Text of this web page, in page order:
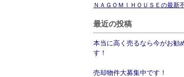
ＮＡＧＯＭＩＨＯＵＳＥの最新
最近の投稿
本当に高く売るなら今がお勧
す！
売却物件大募集中です！